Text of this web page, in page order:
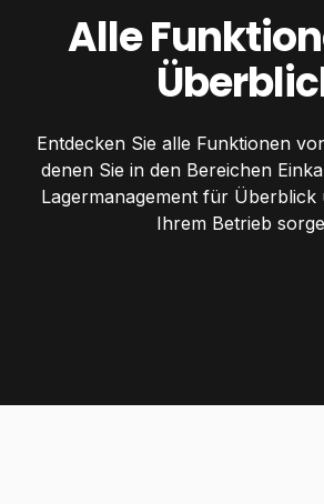
Alle
Entdecken Sie alle Funktionen
denen Sie in den Bereichen
Lagermanagement für Überblick
Ihrem Betrieb